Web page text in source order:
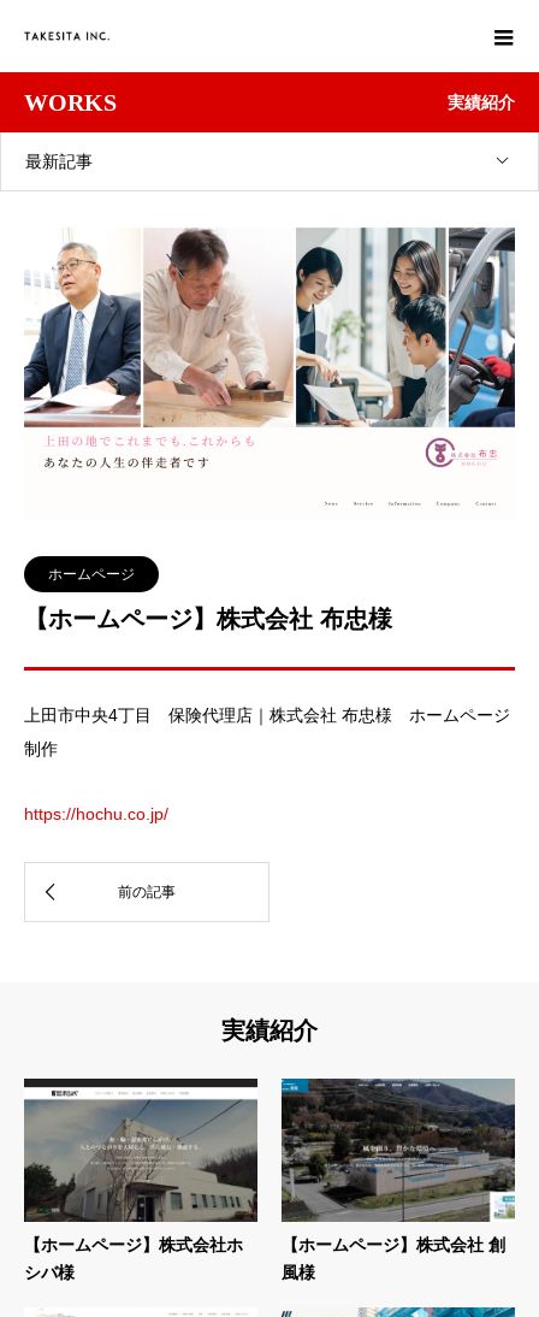
WORKS 実績紹介
最新記事
ホームページ
【ホームページ】株式会社 布忠様
上田市中央4丁目 保険代理店｜株式会社 布忠様 ホームページ
制作
https://hochu.co.jp/
実績紹介
【ホームページ】株式会社ホ
シバ様
【ホームページ】株式会社 創
風様